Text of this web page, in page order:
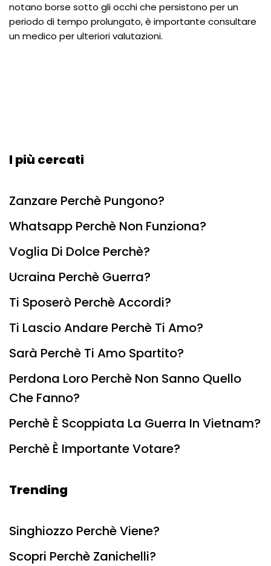
notano borse sotto gli occhi che persistono per un
periodo di tempo prolungato, è importante consultare
un medico per ulteriori valutazioni.
I più cercati
Zanzare Perchè Pungono?
Whatsapp Perchè Non Funziona?
Voglia Di Dolce Perchè?
Ucraina Perchè Guerra?
Ti Sposerò Perchè Accordi?
Ti Lascio Andare Perchè Ti Amo?
Sarà Perchè Ti Amo Spartito?
Perdona Loro Perchè Non Sanno Quello
Che Fanno?
Perchè È Scoppiata La Guerra In Vietnam?
Perchè È Importante Votare?
Trending
Singhiozzo Perchè Viene?
Scopri Perchè Zanichelli?